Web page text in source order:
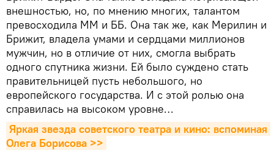
внешностью, но, по мнению многих, талантом
превосходила ММ и ББ. Она так же, как Мерилин и
Брижит, владела умами и сердцами миллионов
мужчин, но в отличие от них, смогла выбрать
одного спутника жизни. Ей было суждено стать
правительницей пусть небольшого, но
европейского государства. И с этой ролью она
справилась на высоком уровне…
Яркая звезда советского театра и кино: вспоминая
Олега Борисова >>